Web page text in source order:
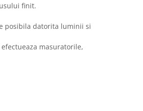
finit.
posibila datorita luminii si
masuratorile,